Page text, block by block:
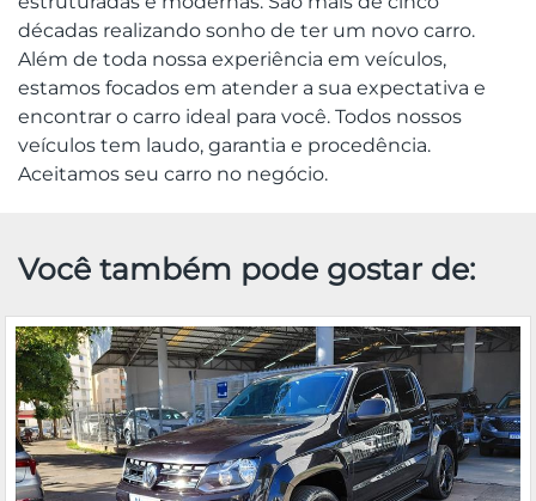
décadas realizando sonho de ter um novo carro.
Além de toda nossa experiência em veículos,
estamos focados em atender a sua expectativa e
encontrar o carro ideal para você. Todos nossos
veículos tem laudo, garantia e procedência.
Aceitamos seu carro no negócio.
Você também pode gostar de: